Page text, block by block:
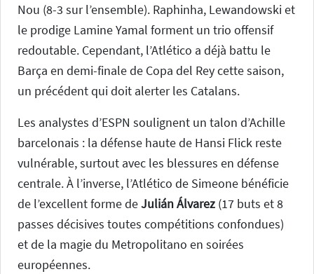
Nou (8-3 sur l’ensemble). Raphinha, Lewandowski et
le prodige Lamine Yamal forment un trio offensif
redoutable. Cependant, l’Atlético a déjà battu le
Barça en demi-finale de Copa del Rey cette saison,
un précédent qui doit alerter les Catalans.
Les analystes d’ESPN soulignent un talon d’Achille
barcelonais : la défense haute de Hansi Flick reste
vulnérable, surtout avec les blessures en défense
centrale. À l’inverse, l’Atlético de Simeone bénéficie
de l’excellent forme deJulián Álvarez (17 buts et 8
passes décisives toutes compétitions confondues)
et de la magie du Metropolitano en soirées
européennes.